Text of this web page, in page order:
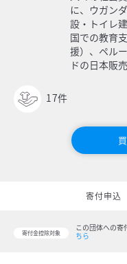
に、ウガン
設・トイレ
国での教育
援）、ペル
ドの日本販
17件
寄付申込
寄付金控除対象
この団体への寄
ちら